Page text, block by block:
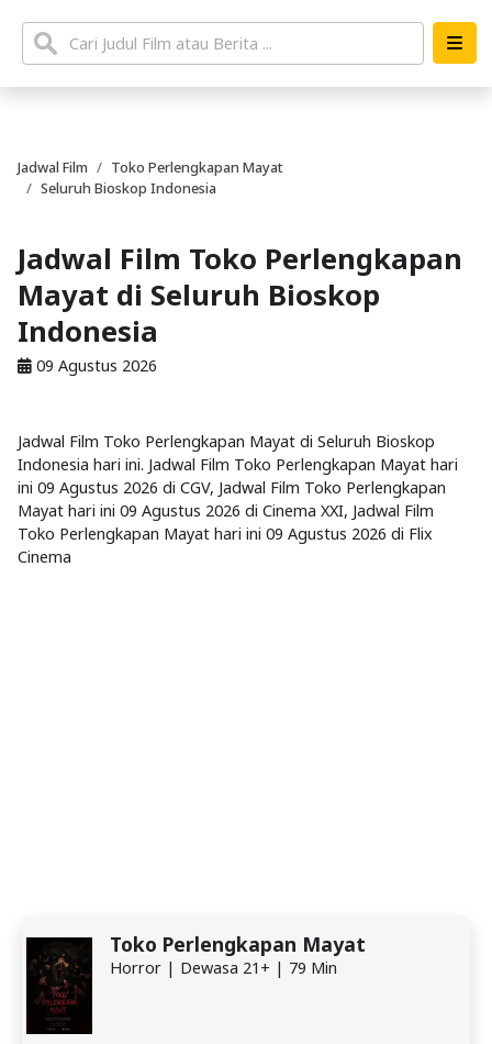
Jadwal Film
Toko Perlengkapan Mayat
Seluruh Bioskop Indonesia
Jadwal Film Toko Perlengkapan
Mayat di Seluruh Bioskop
Indonesia
09 Agustus 2026
Jadwal Film Toko Perlengkapan Mayat di Seluruh Bioskop
Indonesia hari ini. Jadwal Film Toko Perlengkapan Mayat hari
ini 09 Agustus 2026 di CGV, Jadwal Film Toko Perlengkapan
Mayat hari ini 09 Agustus 2026 di Cinema XXI, Jadwal Film
Toko Perlengkapan Mayat hari ini 09 Agustus 2026 di Flix
Cinema
Toko Perlengkapan Mayat
Horror | Dewasa 21+ | 79 Min